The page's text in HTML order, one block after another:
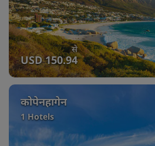
से
USD 150.94
कोपेनहागेन
1 Hotels